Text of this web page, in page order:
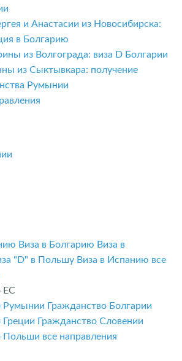
и Анастасии из Новосибирска:
в Болгарию
из Волгограда: виза D Болгарии
из Сыктывкара: получение
Румынии
Виза в Болгарию Виза в
"D" в Польшу Виза в Испанию все
ЕС
Румынии Гражданство Болгарии
Греции Гражданство Словении
Польши все направления